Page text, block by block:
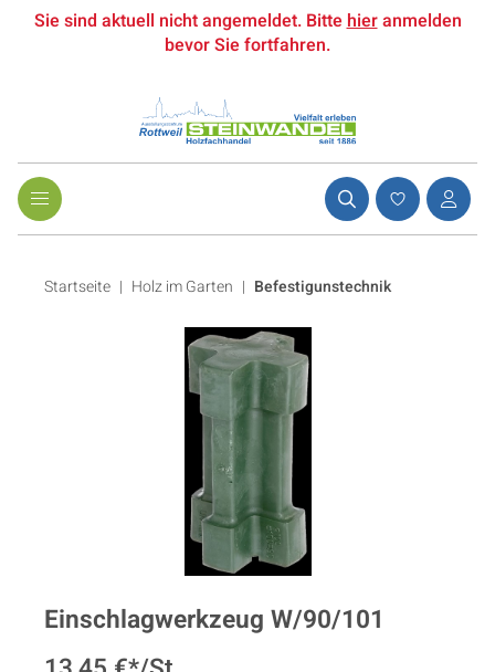
Sie sind aktuell nicht angemeldet. Bittehieranmelden
bevor Sie fortfahren.
Startseite Holz im Garten | Befestigunstechnik
Einschlagwerkzeug W/90/101